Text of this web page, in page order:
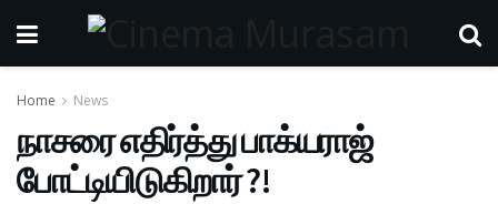
Home News
நாசரை எதிர்த்து பாக்யராஜ்
போட்டியிடுகிறார் ?!